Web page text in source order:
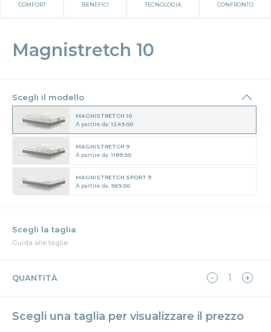
COMFORT BENEFICI TECNOLOGIA CONFRONTO
Magnistretch 10
Scegli il modello
MAGNISTRETCH 10
A partire da:1249.00
MAGNISTRETCH 9
A partire da:1189.00
MAGNISTRETCH SPORT 9
A partire da: 969.00
Guida alle taglie
QUANTITÀ
Scegli una taglia per visualizzare il prezzo